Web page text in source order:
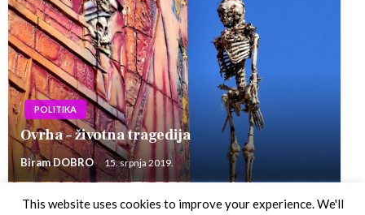
POLITIKA
Ovrha – životna tragedija
Biram DOBRO 15. srpnja 2019.
This website uses cookies to improve your experience. We'll